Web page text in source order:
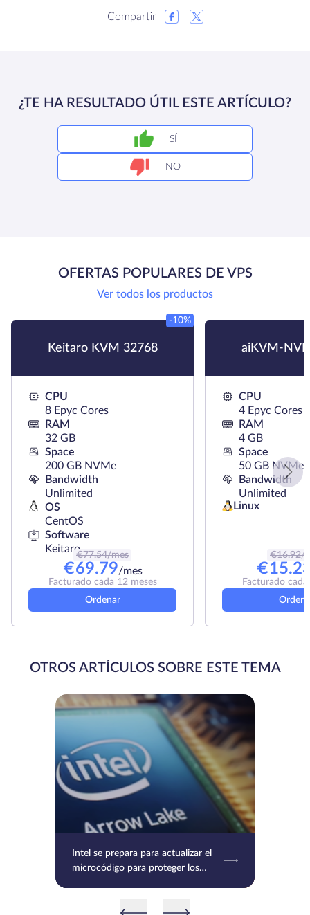
Compartir
¿TE HA RESULTADO ÚTIL ESTE ARTÍCULO?
SÍ
NO
OFERTAS POPULARES DE VPS
Ver todos los productos
Keitaro KVM 32768
-10%
CPU
8 Epyc Cores
RAM
32 GB
Space
200 GB NVMe
Bandwidth
Unlimited
OS
CentOS
Software
Keitaro
€77.54/mes
€69.79/mes
Facturado cada 12 meses
Ordenar
aiKVM-
CPU
4 Epyc Cores
RAM
4 GB
Space
50 GB NVMe
Bandwidth
Unlimited
Linux
€16.92/
€
Facturado
OTROS ARTÍCULOS SOBRE ESTE TEMA
Intel se prepara para actualizar el
microcódigo para proteger los